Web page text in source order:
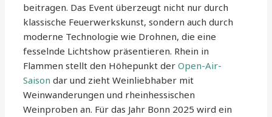
beitragen. Das Event überzeugt nicht nur durch
klassische Feuerwerkskunst, sondern auch durch
moderne Technologie wie Drohnen, die eine
fesselnde Lichtshow präsentieren. Rhein in
Flammen stellt den Höhepunkt derOpen-Air-
Saison dar und zieht Weinliebhaber mit
Weinwanderungen und rheinhessischen
Weinproben an. Für das Jahr Bonn 2025 wird ein